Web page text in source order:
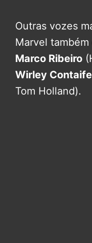
Outras vozes
Marvel
Marco Ribeiro
Wirley
Tom Holland).